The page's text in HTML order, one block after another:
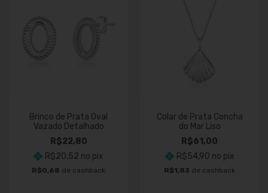
Brinco de Prata Oval
Vazado Detalhado
R$22,80
R$20,52 no pix
R$0,68 de cashback
Colar de Prata Concha
do Mar Liso
R$61,00
R$54,90 no pix
R$1,83 de cashback